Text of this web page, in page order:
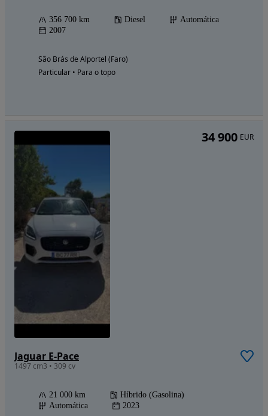
356 700 km Diesel
Automática
2007
São Brás de Alportel (Faro)
Particular • Para o topo
Jaguar E-Pace
1497 cm3 • 309 cv
21 000 km
Híbrido (Gasolina)
Automática
2023
34 900 EUR